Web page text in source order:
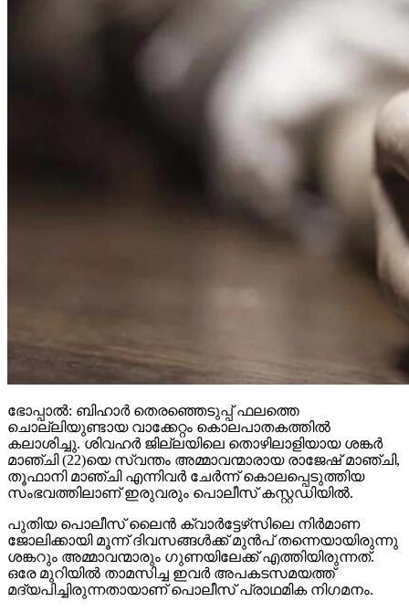
ഭോപ്പാല്‍: ബിഹാര്‍ തെരഞ്ഞെടുപ്പ് ഫലത്തെ
ചൊല്ലിയുണ്ടായ വാക്കേറ്റം കൊലപാതകത്തില്‍
കലാശിച്ചു. ശിവഹര്‍ ജില്ലയിലെ തൊഴിലാളിയായ ശങ്കര്‍
മാഞ്ചി (22)യെ സ്വന്തം അമ്മാവന്മാരായ രാജേഷ് മാഞ്ചി,
തൂഫാനി മാഞ്ചി എന്നിവര്‍ ചേര്‍ന്ന് കൊലപ്പെടുത്തിയ
സംഭവത്തിലാണ് ഇരുവരും പൊലീസ് കസ്റ്റഡിയില്‍.
പുതിയ പൊലീസ് ലൈന്‍ ക്വാര്‍ട്ടേഴ്‌സിലെ നിര്‍മാണ
ജോലിക്കായി മൂന്ന് ദിവസങ്ങള്‍ക്ക് മുന്‍പ് തന്നെയായിരുന്നു
ശങ്കറും അമ്മാവന്മാരും ഗുണയിലേക്ക് എത്തിയിരുന്നത്.
ഒരേ മുറിയില്‍ താമസിച്ച ഇവര്‍ അപകടസമയത്ത്
മദ്യപിച്ചിരുന്നതായാണ് പൊലീസ് പ്രാഥമിക നിഗമനം.